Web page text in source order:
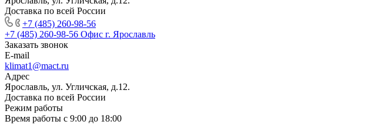
Доставка по всей России
+7 (485) 260-98-56
+7 (485) 260-98-56 Офис г. Ярославль
Заказать звонок
E-mail
klimat1@mact.ru
Адрес
Ярославль, ул. Угличская, д.12.
Доставка по всей России
Режим работы
Время работы с 9:00 до 18:00